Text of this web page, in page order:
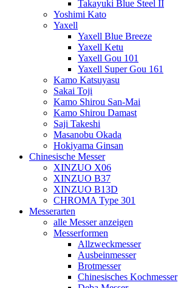
Takayuki Blue Steel II
Yoshimi Kato
Yaxell
Yaxell Blue Breeze
Yaxell Ketu
Yaxell Gou 101
Yaxell Super Gou 161
Kamo Katsuyasu
Sakai Toji
Kamo Shirou San-Mai
Kamo Shirou Damast
Saji Takeshi
Masanobu Okada
Hokiyama Ginsan
Chinesische Messer
XINZUO X06
XINZUO B37
XINZUO B13D
CHROMA Type 301
Messerarten
alle Messer anzeigen
Messerformen
Allzweckmesser
Ausbeinmesser
Brotmesser
Chinesisches Kochmesser